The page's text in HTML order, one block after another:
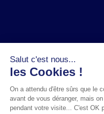
Salut c'est nous...
les Cookies !
On a attendu d'être sûrs que le
avant de vous déranger, mais
pendant votre visite... C'est OK
Contact